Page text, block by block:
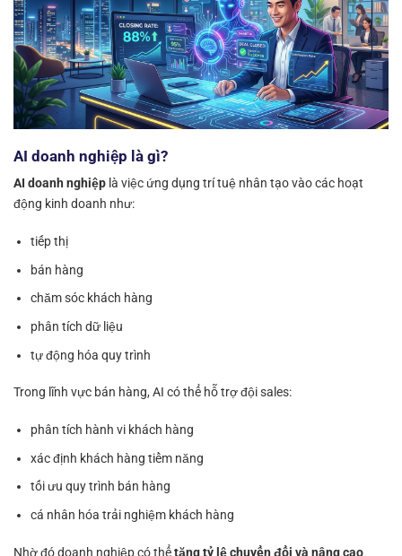
AI doanh nghiệp là gì?
AI doanh nghiệp là việc ứng dụng trí tuệ nhân tạo vào các hoạt
động kinh doanh như:
tiếp thị
bán hàng
chăm sóc khách hàng
phân tích dữ liệu
tự động hóa quy trình
Trong lĩnh vực bán hàng, AI có thể hỗ trợ đội sales:
phân tích hành vi khách hàng
xác định khách hàng tiềm năng
tối ưu quy trình bán hàng
cá nhân hóa trải nghiệm khách hàng
Nhờ đó doanh nghiệp có thểtăng tỷ lệ chuyển đổi và nâng cao